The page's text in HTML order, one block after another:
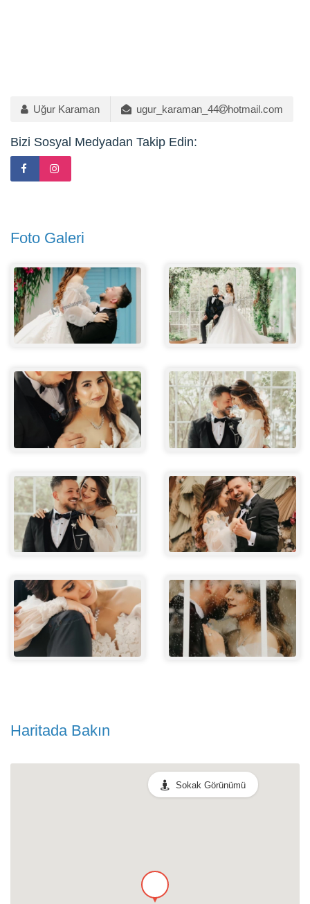
Uğur Karaman ugur_karaman_44 hotmail.com
Bizi Sosyal Medyadan Takip Edin:
Foto Galeri
Haritada Bakın
Sokak Görünümü